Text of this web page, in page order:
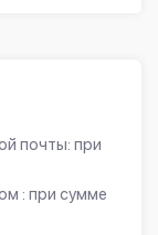
почты: при
: при сумме